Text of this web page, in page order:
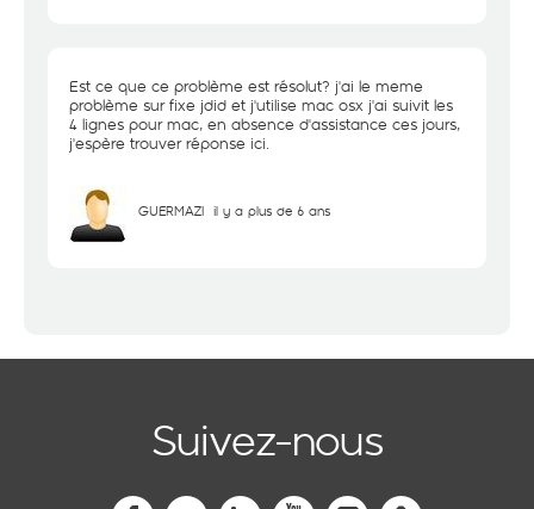
Est ce que ce problème est résolut? j'ai le meme
problème sur fixe jdid et j'utilise mac osx j'ai suivit les
4 lignes pour mac, en absence d'assistance ces jours,
j'espère trouver réponse ici.
GUERMAZI il y a plus de 6 ans
Suivez-nous